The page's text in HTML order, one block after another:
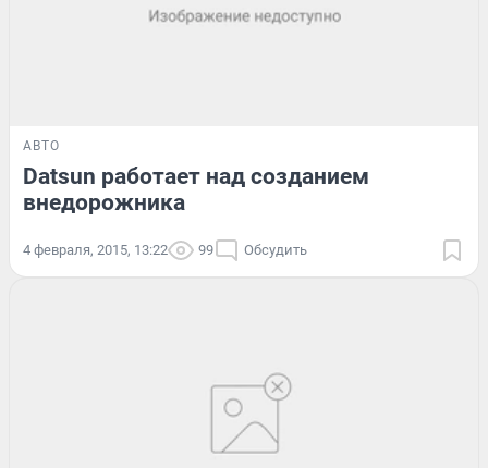
АВТО
Datsun работает над созданием
внедорожника
4 февраля, 2015, 13:22 99 Обсудить